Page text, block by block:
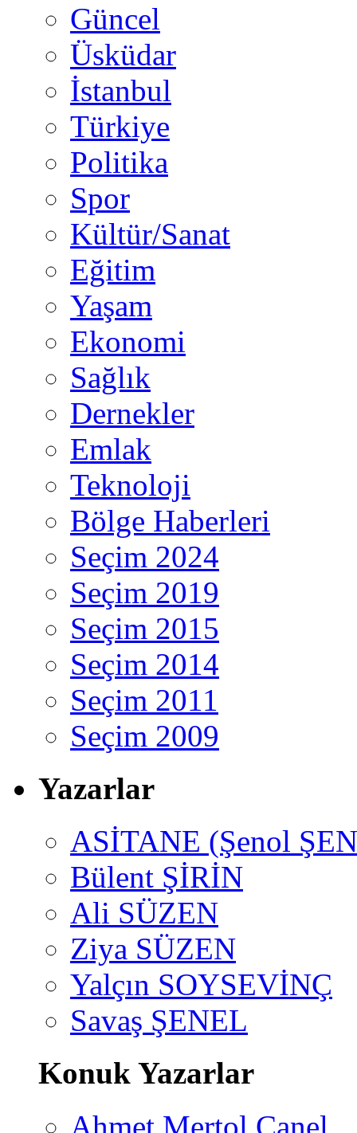
Güncel
Üsküdar
İstanbul
Türkiye
Politika
Spor
Kültür/Sanat
Eğitim
Yaşam
Ekonomi
Sağlık
Dernekler
Emlak
Teknoloji
Bölge Haberleri
Seçim 2024
Seçim 2019
Seçim 2015
Seçim 2014
Seçim 2011
Seçim 2009
Yazarlar
ASİTANE (Şenol
Bülent ŞİRİN
Ali SÜZEN
Ziya SÜZEN
Yalçın SOYSEVİNÇ
Savaş ŞENEL
Konuk Yazarlar
Ahmet Mertol Canel